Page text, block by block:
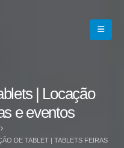
| Locação
e eventos
DE TABLET | TABLETS FEIRAS